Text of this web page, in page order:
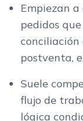
Empiezan a
pedidos
conciliación
postventa,
Suele
flujo de
lógica